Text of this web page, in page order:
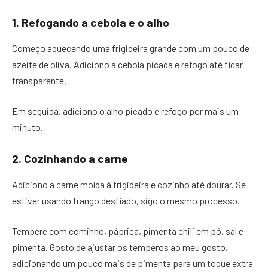
1. Refogando a cebola e o alho
Começo aquecendo uma frigideira grande com um pouco de
azeite de oliva. Adiciono a cebola picada e refogo até ficar
transparente.
Em seguida, adiciono o alho picado e refogo por mais um
minuto.
2. Cozinhando a carne
Adiciono a carne moída à frigideira e cozinho até dourar. Se
estiver usando frango desfiado, sigo o mesmo processo.
Tempere com cominho, páprica, pimenta chili em pó, sal e
pimenta. Gosto de ajustar os temperos ao meu gosto,
adicionando um pouco mais de pimenta para um toque extra